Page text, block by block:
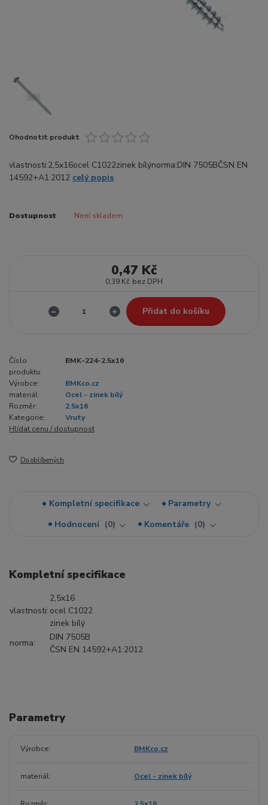
Ohodnotit produkt
vlastnosti:2,5x16ocel C1022zinek bílýnorma:DIN 7505BČSN EN
14592+A1:2012 celý popis
Dostupnost Není skladem
0,47 Kč
0,39 Kč bez DPH
Přidat do košíku
Číslo
produktu:
BMK-224-2.5x16
Výrobce:
BMKco.cz
materiál:
Ocel - zinek bílý
Rozměr:
2.5x16
Kategorie:
Vruty
Hlídat cenu / dostupnost
Do oblíbených
Kompletní specifikace
Parametry
Hodnocení
0 Komentáře 0
Kompletní specifikace
vlastnosti:
2,5x16
ocel C1022
zinek bílý
norma:
DIN 7505B
ČSN EN 14592+A1:2012
Parametry
Výrobce BMKco.cz
materiál Ocel - zinek bílý